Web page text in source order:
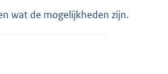
wat de mogelijkheden zijn.